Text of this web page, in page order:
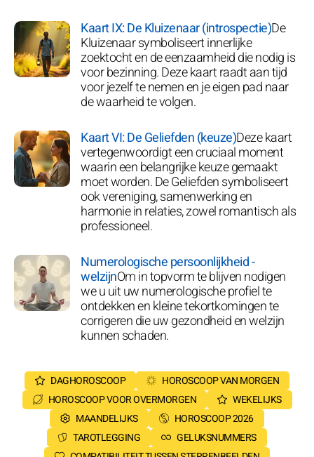
Kaart IX: De Kluizenaar (introspectie)De
Kluizenaar symboliseert innerlijke
zoektocht en de eenzaamheid die nodig is
voor bezinning. Deze kaart raadt aan tijd
voor jezelf te nemen en je eigen pad naar
de waarheid te volgen.
Kaart VI: De Geliefden (keuze)Deze kaart
vertegenwoordigt een cruciaal moment
waarin een belangrijke keuze gemaakt
moet worden. De Geliefden symboliseert
ook vereniging, samenwerking en
harmonie in relaties, zowel romantisch als
professioneel.
Numerologische persoonlijkheid -
welzijnOm in topvorm te blijven nodigen
we u uit uw numerologische profiel te
ontdekken en kleine tekortkomingen te
corrigeren die uw gezondheid en welzijn
kunnen schaden.
DAGHOROSCOOP
HOROSCOOP VAN MORGEN
HOROSCOOP VOOR OVERMORGEN
WEKELIJKS
MAANDELIJKS
HOROSCOOP 2026
TAROTLEGGING
GELUKSNUMMERS